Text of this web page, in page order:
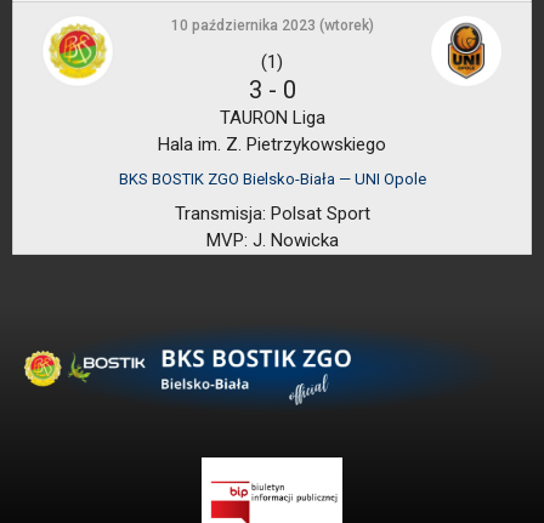
10 października 2023 (wtorek)
(1)
3 - 0
TAURON Liga
Hala im. Z. Pietrzykowskiego
BKS BOSTIK ZGO Bielsko-Biała — UNI Opole
Transmisja: Polsat Sport
MVP: J. Nowicka